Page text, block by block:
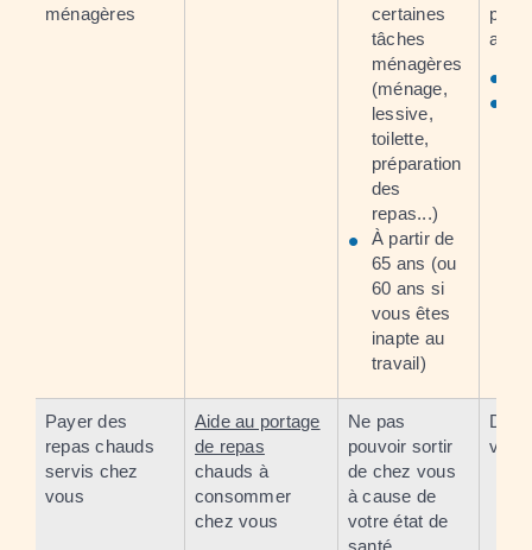
ménagères
certaines
tâches
ménagères
(ménage,
lessive,
toilette,
préparation
des
repas...)
À partir de
65 ans (ou
60 ans si
vous êtes
inapte au
travail)
aide :
Payer des
repas chauds
servis chez
vous
Aide au portage
de repas
chauds à
consommer
chez vous
Ne pas
pouvoir sortir
de chez vous
à cause de
votre état de
santé